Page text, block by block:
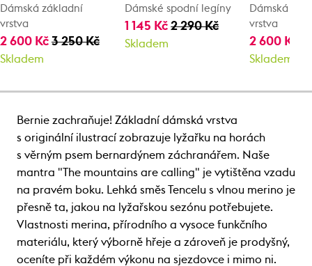
Dámská základní
vrstva
2 600 Kč 3 250 Kč
Skladem
Dámské spodní legíny
1 145 Kč2 290 Kč
Skladem
Dámská
vrstva
2 600 Kč
Skladem
Bernie zachraňuje! Základní dámská vrstva
s originální ilustrací zobrazuje lyžařku na horách
s věrným psem bernardýnem záchranářem. Naše
mantra "The mountains are calling" je vytištěna vzadu
na pravém boku. Lehká směs Tencelu s vlnou merino je
přesně ta, jakou na lyžařskou sezónu potřebujete.
Vlastnosti merina, přírodního a vysoce funkčního
materiálu, který výborně hřeje a zároveň je prodyšný,
oceníte při každém výkonu na sjezdovce i mimo ni.